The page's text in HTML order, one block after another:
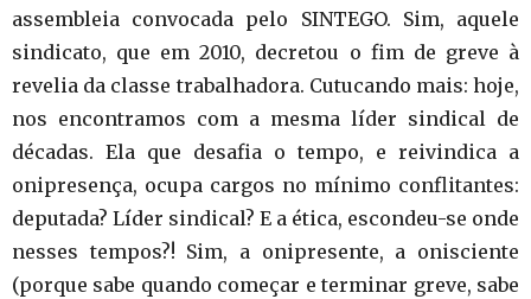
assembleia convocada pelo SINTEGO. Sim, aquele
sindicato, que em 2010, decretou o fim de greve à
revelia da classe trabalhadora. Cutucando mais: hoje,
nos encontramos com a mesma líder sindical de
décadas. Ela que desafia o tempo, e reivindica a
onipresença, ocupa cargos no mínimo conflitantes:
deputada? Líder sindical? E a ética, escondeu-se onde
nesses tempos?! Sim, a onipresente, a onisciente
(porque sabe quando começar e terminar greve, sabe